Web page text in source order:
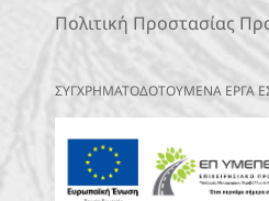
Πολιτική Προστασίας
ΣΥΓΧΡΗΜΑΤΟΔΟΤΟΥΜΕΝΑ ΕΡΓΑ